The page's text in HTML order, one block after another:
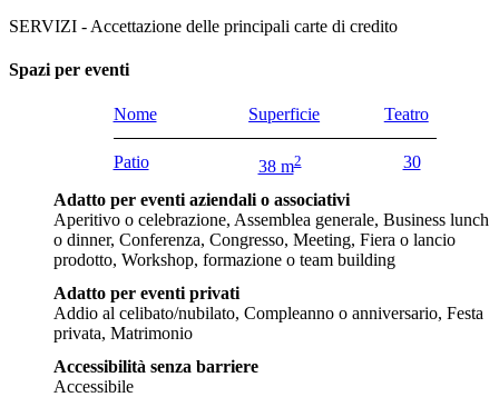
SERVIZI - Accettazione delle principali carte di credito
Spazi per eventi
Nome Superficie Teatro
Patio 38 m2 30
Adatto per eventi aziendali o associativi
Aperitivo o celebrazione, Assemblea generale, Business lunch
o dinner, Conferenza, Congresso, Meeting, Fiera o lancio
prodotto, Workshop, formazione o team building
Adatto per eventi privati
Addio al celibato/nubilato, Compleanno o anniversario, Festa
privata, Matrimonio
Accessibilità senza barriere
Accessibile